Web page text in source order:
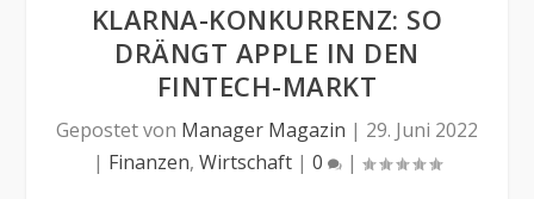
KLARNA-KONKURRENZ: SO
DRÄNGT APPLE IN DEN
FINTECH-MARKT
Gepostet von Manager Magazin | 29. Juni 2022
| Finanzen, Wirtschaft | 0 |